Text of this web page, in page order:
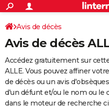
ACTUALITÉS
Politique
Société
Faits Divers
Education
Monde
Villes
+
SPORT
Coupe du monde 2026
Football
Tennis
Cyclisme
Rugby
Forum
Programme TV
TNT
Streaming
Cinéma
Sorties cinéma
Musique
+
FINANCE
Retraite
Impôts
Epargne
Immobilier
Risques naturels par ville
Banque
Assurance
Crédit
AUTO
Avis de décès
Avis de décès
Accédez gratuitement sur
ALLE. Vous pouvez affiner
de décès ou un avis
d'un défunt et/ou le nom ou le
dans le moteur de recherche